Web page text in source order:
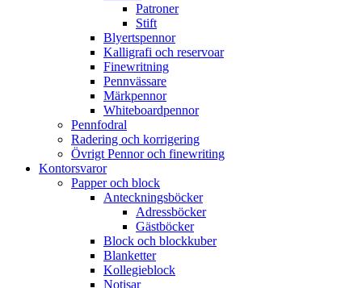
Patroner
Stift
Blyertspennor
Kalligrafi och reservoar
Finewritning
Pennvässare
Märkpennor
Whiteboardpennor
Pennfodral
Radering och korrigering
Övrigt Pennor och finewriting
Kontorsvaror
Papper och block
Anteckningsböcker
Adressböcker
Gästböcker
Block och blockkuber
Blanketter
Kollegieblock
Notisar